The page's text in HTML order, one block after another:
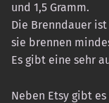
und 1,5 Gramm.
Die Brenndauer
sie brennen
Es gibt eine sehr
Neben Etsy gibt